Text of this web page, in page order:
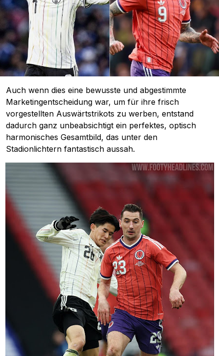
Auch wenn dies eine bewusste und abgestimmte
Marketingentscheidung war, um für ihre frisch
vorgestellten Auswärtstrikots zu werben, entstand
dadurch ganz unbeabsichtigt ein perfektes, optisch
harmonisches Gesamtbild, das unter den
Stadionlichtern fantastisch aussah.